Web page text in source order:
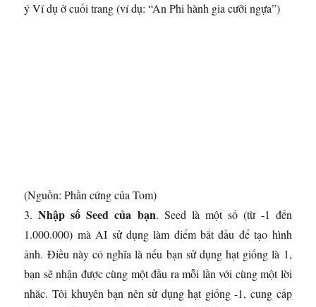
ý Ví dụ ở cuối trang (ví dụ: “An Phi hành gia cưỡi ngựa”)
(Nguồn: Phần cứng của Tom)
3.Nhập số Seed của bạn. Seed là một số (từ -1 đến
1.000.000) mà AI sử dụng làm điểm bắt đầu để tạo hình
ảnh. Điều này có nghĩa là nếu bạn sử dụng hạt giống là 1,
bạn sẽ nhận được cùng một đầu ra mỗi lần với cùng một lời
nhắc. Tôi khuyên bạn nên sử dụng hạt giống -1, cung cấp